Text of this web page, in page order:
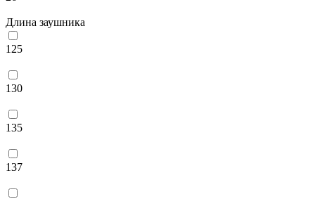
Длина заушника
125
130
135
137